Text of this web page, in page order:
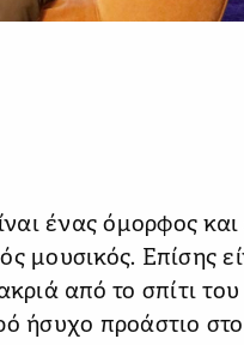
ένας όμορφος και
μουσικός. Επίσης
από το σπίτι
ήσυχο προάστιο